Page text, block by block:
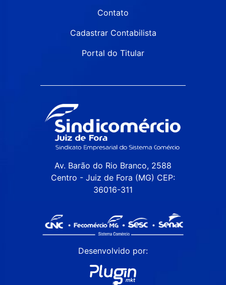
Contato
Cadastrar Contabilista
Portal do Titular
Av. Barão do Rio Branco, 2588
Centro - Juiz de Fora (MG) CEP:
36016-311
Desenvolvido por: